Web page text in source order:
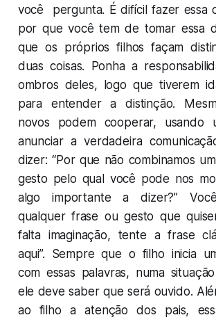
você pergunta. É difícil fazer essa
por que você tem de tomar essa
que os próprios filhos façam
duas coisas. Ponha a
ombros deles, logo que tiverem
para entender a distinção.
novos podem cooperar, usando
anunciar a verdadeira
dizer: “Por que não combinamos
gesto pelo qual você pode nos
algo importante a dizer?”
qualquer frase ou gesto que
falta imaginação, tente a frase
aqui”. Sempre que o filho inicia
com essas palavras, numa
ele deve saber que será ouvido.
ao filho a atenção dos pais,